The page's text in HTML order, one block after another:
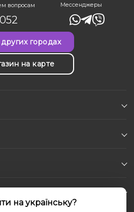
вопросам Мессенджеры
городах
на карте
на українську?